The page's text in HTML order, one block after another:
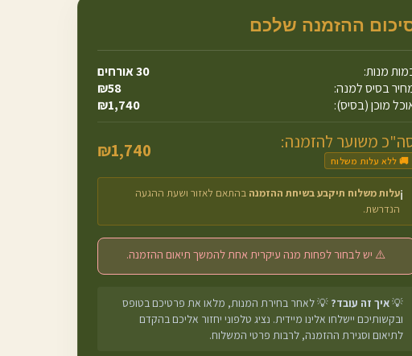
ההזמנה שלכם
מנות: 30אורחים
בסיס למנה:
₪58
מוכן (בסיס):
₪1,740
משוער להזמנה:
🚚 ללא עלות משלוח ₪1,740
ℹ️עלות משלוח תיקבע בשיחת ההזמנה בהתאם לאזור ושעת ההגעה
הנדרשת.
⚠️ יש לבחור לפחות מנה עיקרית אחת להמשך תיאום ההזמנה.
💡איך זה עובד? 💡 לאחר בחירת המנות, מלאו את פרטיכם בטופס
ובקשותיכם יישלחו אלינו מיידית. נציג טלפוני יחזור אליכם בהקדם
לתיאום וסגירת ההזמנה, לרבות פרטי המשלוח.